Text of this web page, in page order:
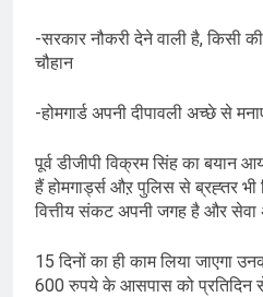
-सरकार नौकरी देने वाली है, किसी
चौहान
-होमगार्ड अपनी दीपावली अच्छे से
पूर्व डीजीपी विक्रम सिंह का बयान
हैं होमगार्ड्स औऱ पुलिस से ब्रह्तर
वित्तीय संकट अपनी जगह है और सेवा
15 दिनों का ही काम लिया जाएगा
600 रुपये के आसपास को प्रतिदिन